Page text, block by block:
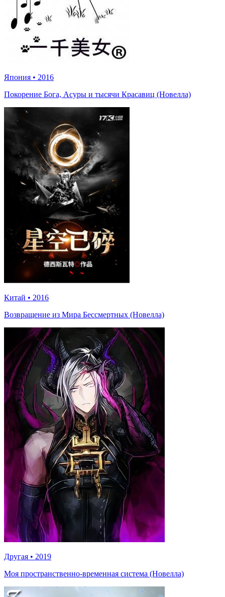
Япония • 2016
Покорение Бога, Асуры и тысячи Красавиц (Новелла)
Китай • 2016
Возвращение из Мира Бессмертных (Новелла)
Другая • 2019
Моя пространственно-временная система (Новелла)